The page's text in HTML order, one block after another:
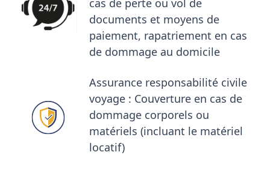
cas de perte ou vol de
documents et moyens de
paiement, rapatriement en cas
de dommage au domicile
Assurance responsabilité civile
voyage : Couverture en cas de
dommage corporels ou
matériels (incluant le matériel
locatif)